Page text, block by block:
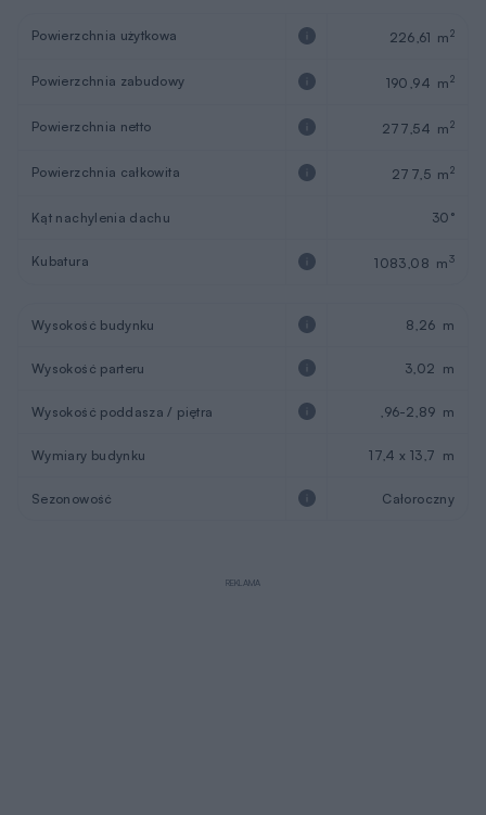
Powierzchnia użytkowa 226,61 m2
Powierzchnia zabudowy 190,94 m2
Powierzchnia netto 277,54 m2
Powierzchnia całkowita 277,5 m2
Kąt nachylenia dachu 30°
Kubatura 1083,08 m3
Wysokość budynku 8,26 m
Wysokość parteru 3,02 m
Wysokość poddasza / piętra ,96-2,89 m
Wymiary budynku 17,4 x 13,7 m
Sezonowość Całoroczny
REKLAMA